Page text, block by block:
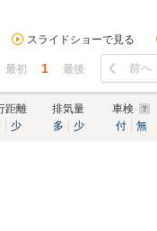
スライドショーで見る
最初 1 最後 前へ
距離
少
排気量
多
少
車検
付
無